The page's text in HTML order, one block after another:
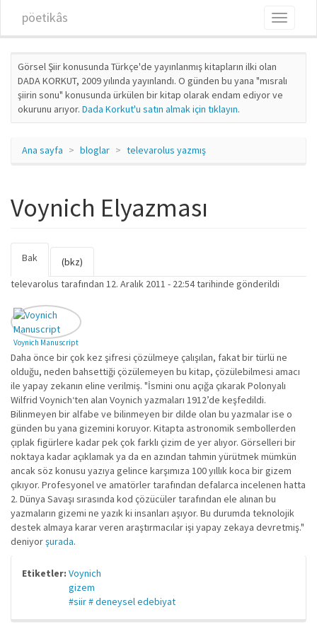
pöetikâs
Toggle
Görsel Şiir konusunda Türkçe'de yayınlanmış kitapların ilki olan
DADA KORKUT, 2009 yılında yayınlandı. O günden bu yana "mısralı
şiirin sonu" konusunda ürkülen bir kitap olarak endam ediyor ve
okurunu arıyor. Dada Korkut'u satın almak için tıklayın.
Ana sayfa bloglar televarolus yazmış
Voynich Elyazması
Birincil sekmeler
Bak
sekme)
(bkz)
televarolus tarafından 12. Aralık 2011 - 22:54 tarihinde gönderildi
Voynich Manuscript
Daha önce bir çok kez şifresi çözülmeye çalışılan, fakat bir türlü ne
olduğu, neden bahsettiği çözülemeyen bu kitap, çözülebilmesi amacı
ile yapay zekanın eline verilmiş. "İsmini onu açığa çıkarak Polonyalı
Wilfrid Voynich‘ten alan Voynich yazmaları 1912’de keşfedildi.
Bilinmeyen bir alfabe ve bilinmeyen bir dilde olan bu yazmalar ise o
günden bu yana gizemini koruyor. Kitapta astronomik sembollerden
çıplak figürlere kadar pek çok farklı çizim de yer alıyor. Görselleri bir
noktaya kadar açıklamak ya da en azından tahmin yürütmek mümkün
ancak söz konusu yazıya gelince karşımıza 100 yıllık koca bir gizem
çıkıyor. Profesyonel ve amatörler tarafından defalarca incelenen hatta
2. Dünya Savaşı sırasında kod çözücüler tarafından ele alınan bu
yazmaların gizemi ne yazık ki insanları aşıyor. Bu durumda teknolojik
destek almaya karar veren araştırmacılar işi yapay zekaya devretmiş."
deniyorşurada.
Etiketler: Voynich
gizem
#siir # deneysel edebiyat